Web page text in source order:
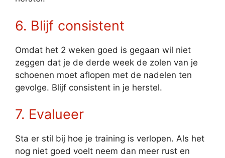
6. Blijf consistent
Omdat het 2 weken goed is gegaan wil niet
zeggen dat je de derde week de zolen van je
schoenen moet aflopen met de nadelen ten
gevolge. Blijf consistent in je herstel.
7. Evalueer
Sta er stil bij hoe je training is verlopen. Als het
nog niet goed voelt neem dan meer rust en